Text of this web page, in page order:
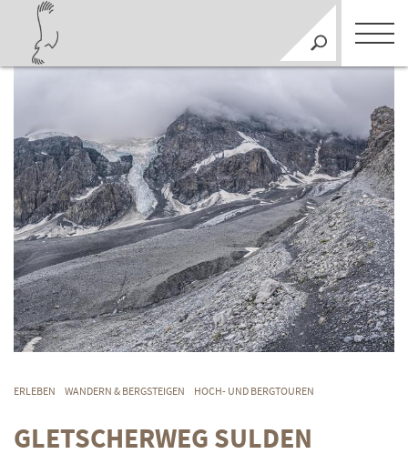
ERLEBEN WANDERN & BERGSTEIGEN HOCH- UND BERGTOUREN
GLETSCHERWEG SULDEN